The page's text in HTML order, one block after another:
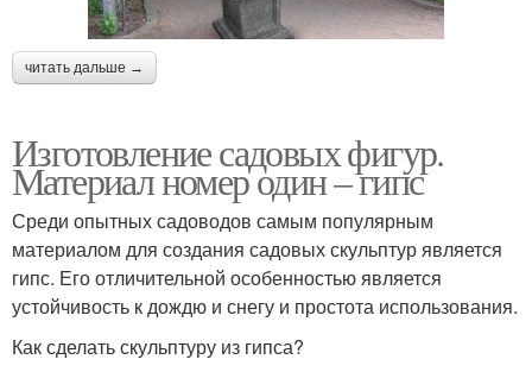
читать дальше →
Изготовление садовых фигур.
Материал номер один – гипс
Среди опытных садоводов самым популярным
материалом для создания садовых скульптур является
гипс. Его отличительной особенностью является
устойчивость к дождю и снегу и простота использования.
Как сделать скульптуру из гипса?